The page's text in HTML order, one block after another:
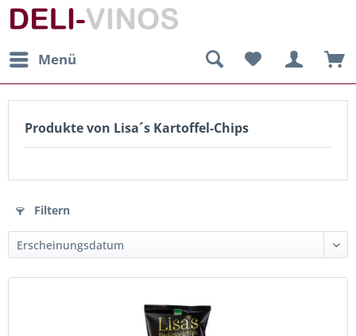
Menü
Produkte von Lisa´s Kartoffel-Chips
Filtern